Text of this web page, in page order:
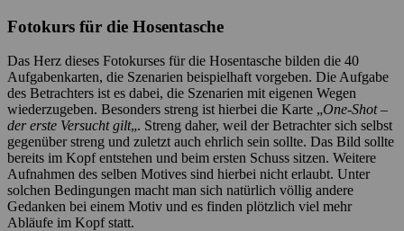
Fotokurs für die Hosentasche
Das Herz dieses Fotokurses für die Hosentasche bilden die 40
Aufgabenkarten, die Szenarien beispielhaft vorgeben. Die Aufgabe
des Betrachters ist es dabei, die Szenarien mit eigenen Wegen
wiederzugeben. Besonders streng ist hierbei die Karte „One-Shot –
der erste Versucht gilt„. Streng daher, weil der Betrachter sich selbst
gegenüber streng und zuletzt auch ehrlich sein sollte. Das Bild sollte
bereits im Kopf entstehen und beim ersten Schuss sitzen. Weitere
Aufnahmen des selben Motives sind hierbei nicht erlaubt. Unter
solchen Bedingungen macht man sich natürlich völlig andere
Gedanken bei einem Motiv und es finden plötzlich viel mehr
Abläufe im Kopf statt.